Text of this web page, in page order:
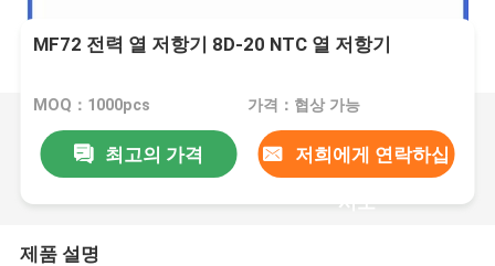
MF72 전력 열 저항기 8D-20 NTC 열 저항기
MOQ：1000pcs 가격：협상 가능
최고의 가격 저희에게 연락하십
시오
제품 설명